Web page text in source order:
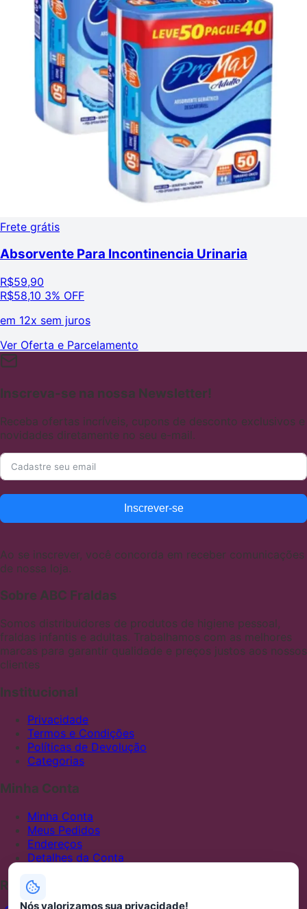
Frete grátis
Absorvente Para Incontinencia Urinaria
R$59,90
R$58,10 3% OFF
em 12x sem juros
Ver Oferta e Parcelamento
Inscreva-se na nossa Newsletter!
Receba ofertas incríveis, cupons de desconto exclusivos e
novidades diretamente no seu e-mail.
Inscrever-se
Ao se inscrever, você concorda em receber comunicações
de nossa loja.
Sobre ABC Fraldas
Somos distribuidores de produtos de higiene pessoal,
fraldas infantis e adultas. Trabalhamos com as melhores
marcas para garantir qualidade e preços justos aos nossos
clientes
Institucional
Privacidade
Termos e Condições
Políticas de Devolução
Categorias
Minha Conta
Minha Conta
Meus Pedidos
Endereços
Detalhes da Conta
Redes Sociais
Nós valorizamos sua privacidade!